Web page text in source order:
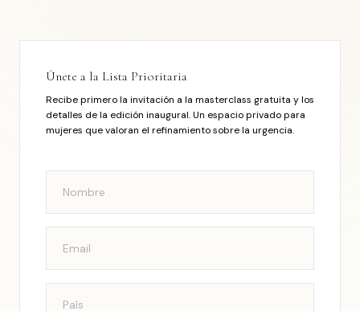
Únete a la Lista Prioritaria
Recibe primero la invitación a la masterclass gratuita y los
detalles de la edición inaugural. Un espacio privado para
mujeres que valoran el refinamiento sobre la urgencia.